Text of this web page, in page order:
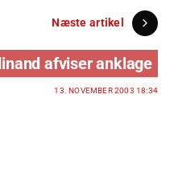
Næste artikel
afviser anklage
13. NOVEMBER 2003 18:34